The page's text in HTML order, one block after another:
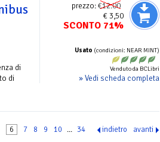
prezzo:€12.00
€ 3,50
SCONTO 71%
Usato (condizioni: NEAR MINT)
Venduto da BCLibri
» Vedi scheda completa
di
di
6 7 8 9 10 ... 34 indietro avanti